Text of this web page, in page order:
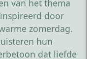
van het thema
door
zomerdag.
hun
dat liefde